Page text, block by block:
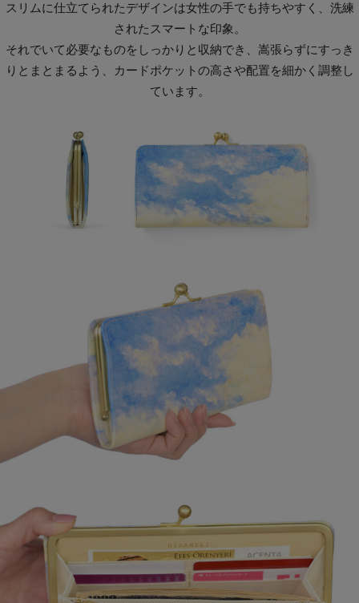
スリムに仕立てられたデザインは女性の手でも持ちやすく、洗練
されたスマートな印象。
それでいて必要なものをしっかりと収納でき、嵩張らずにすっき
りとまとまるよう、カードポケットの高さや配置を細かく調整し
ています。